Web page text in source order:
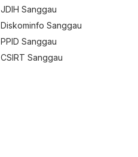
JDIH Sanggau
Diskominfo Sanggau
PPID Sanggau
CSIRT Sanggau